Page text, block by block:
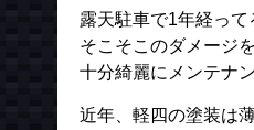
露天駐車で1年経って
そこそこのダメージ
十分綺麗にメンテナ
近年、軽四の塗装は